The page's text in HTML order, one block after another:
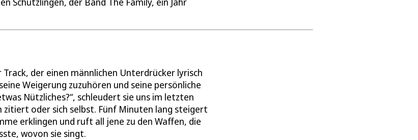
der einen männlichen Unterdrücker lyrisch
Weigerung zuzuhören und seine persönliche
Nützliches?“, schleudert sie uns im letzten
oder sich selbst. Fünf Minuten lang steigert
erklingen und ruft all jene zu den Waffen, die
wovon sie singt.